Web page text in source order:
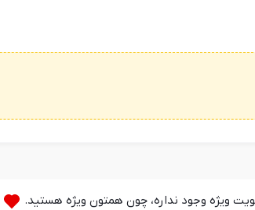
ویژه وجود نداره، چون همتون ویژه هستید.